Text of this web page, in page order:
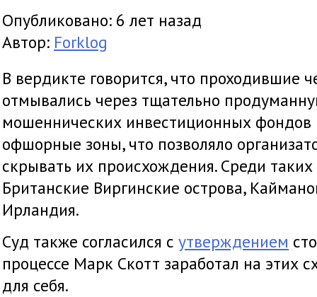
Опубликовано: 6 лет назад
Автор: Forklog
В вердикте говорится, что проходившие
отмывались через тщательно
мошеннических инвестиционных
офшорные зоны, что позволяло
скрывать их происхождения. Среди
Британские Виргинские острова,
Ирландия.
Суд также согласился с утверждением
процессе Марк Скотт заработал на этих
для себя.